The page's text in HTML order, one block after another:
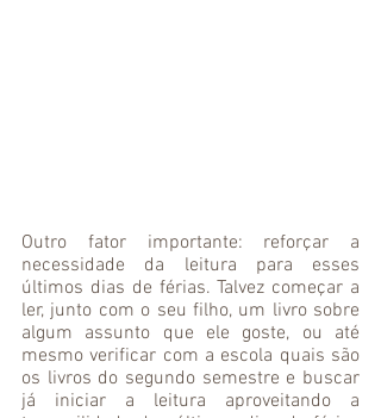
Outro fator importante: reforçar a
necessidade da leitura para esses
últimos dias de férias. Talvez começar a
ler, junto com o seu filho, um livro sobre
algum assunto que ele goste, ou até
mesmo verificar com a escola quais são
os livros do segundo semestre e buscar
já iniciar a leitura aproveitando a